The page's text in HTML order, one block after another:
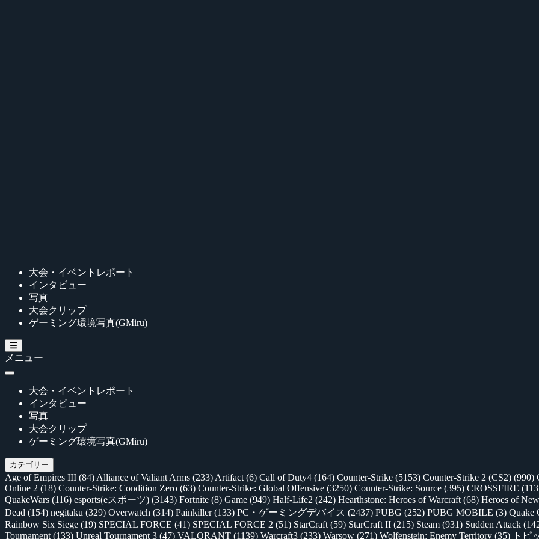
大会・イベントレポート
インタビュー
写真
大会クリップ
ゲーミング環境写真(GMiru)
メニュー
大会・イベントレポート
インタビュー
写真
大会クリップ
ゲーミング環境写真(GMiru)
カテゴリー
Age of Empires III (84) Alliance of Valiant Arms (233) Artifact (6) Call of Duty4 (164) Counter-Strike (5153) Counter-Strike 2 (CS2) (990)
Online 2 (18) Counter-Strike: Condition Zero (63) Counter-Strike: Global Offensive (3250) Counter-Strike: Source (395) CROSSFIRE
QuakeWars (116) esports(eスポーツ) (3143) Fortnite (8) Game (949) Half-Life2 (242) Hearthstone: Heroes of Warcraft (68) Heroes of
Dead (154) negitaku (329) Overwatch (314) Painkiller(133) PC・ゲーミングデバイス (2437) PUBG (252) PUBG MOBILE (3) Quake
Rainbow Six Siege (19) SPECIAL FORCE (41) SPECIAL FORCE 2 (51) StarCraft (59) StarCraft II (215) Steam (931) Sudden Attack
Tournament (133) Unreal Tournament 3 (47) VALORANT (1139) Warcraft3 (233) Warsow (271) Wolfenstein: Enemy Territory (35) トピ